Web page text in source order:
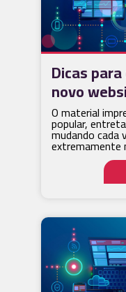
Dicas
novo
O material
popular,
mudando
extremamente